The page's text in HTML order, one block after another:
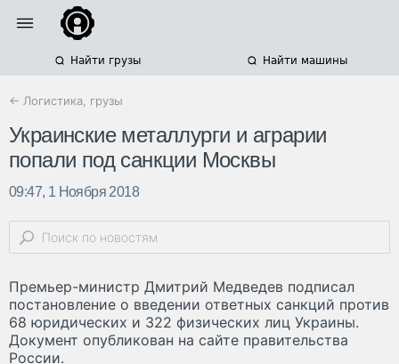
Найти грузы Найти машины
← Логистика, грузы
Украинские металлурги и аграрии
попали под санкции Москвы
09:47, 1 Ноября 2018
Премьер-министр Дмитрий Медведев подписал
постановление о введении ответных санкций против
68 юридических и 322 физических лиц Украины.
Документ опубликован на сайте правительства
России.